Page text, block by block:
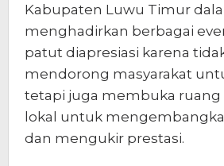
Kabupaten Luwu Timur
menghadirkan berbagai
patut diapresiasi karena
mendorong masyarakat
tetapi juga membuka
lokal untuk
dan mengukir prestasi.